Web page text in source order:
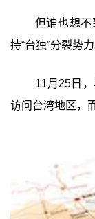
但谁也想
持“台独”分裂势力
11月25日
访问台湾地区，